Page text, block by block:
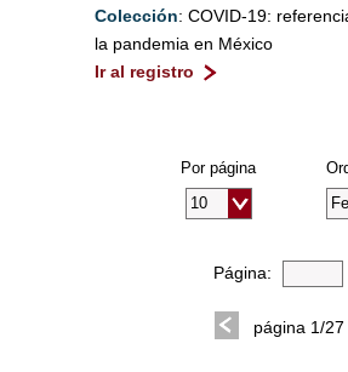
Colección: COVID-19:
la pandemia en México
Ir al registro
Por página
Página:
página 1/27